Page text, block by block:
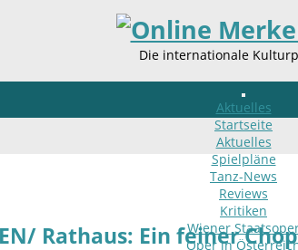
Die internationale
Aktuelles
Startseite
Aktuelles
Spielpläne
Tanz-News
Reviews
Kritiken
Wiener
Oper in
Rathaus: Ein feiner